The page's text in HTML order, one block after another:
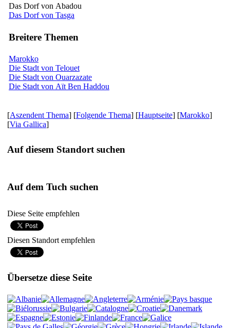
Das Dorf von Abadou
Das Dorf von Tasga
Breitere Themen
Marokko
Die Stadt von Telouet
Die Stadt von Ouarzazate
Die Stadt von Aït Ben Haddou
[Aszendent Thema] [Folgende Thema] [Hauptseite] [Marokko]
[Via Gallica]
Auf diesem Standort suchen
Auf dem Tuch suchen
Diese Seite empfehlen
Diesen Standort empfehlen
Übersetze diese Seite